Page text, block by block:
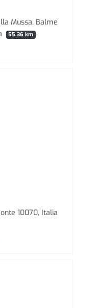
Mussa, Balme
55.36 km
10070, Italia